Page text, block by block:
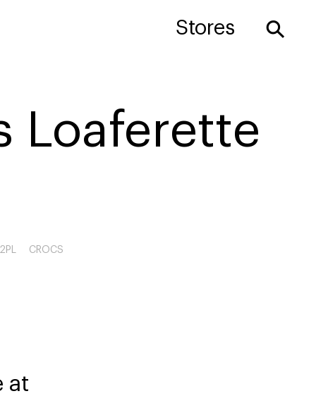
Stores ⚲
Loaferette
CROCS
at